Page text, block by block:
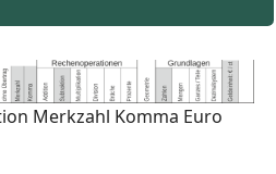
Merkzahl Komma Euro